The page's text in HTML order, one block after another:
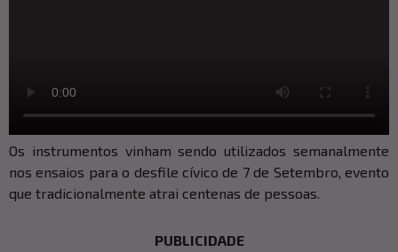
Os instrumentos vinham sendo utilizados semanalmente
nos ensaios para o desfile cívico de 7 de Setembro, evento
que tradicionalmente atrai centenas de pessoas.
PUBLICIDADE